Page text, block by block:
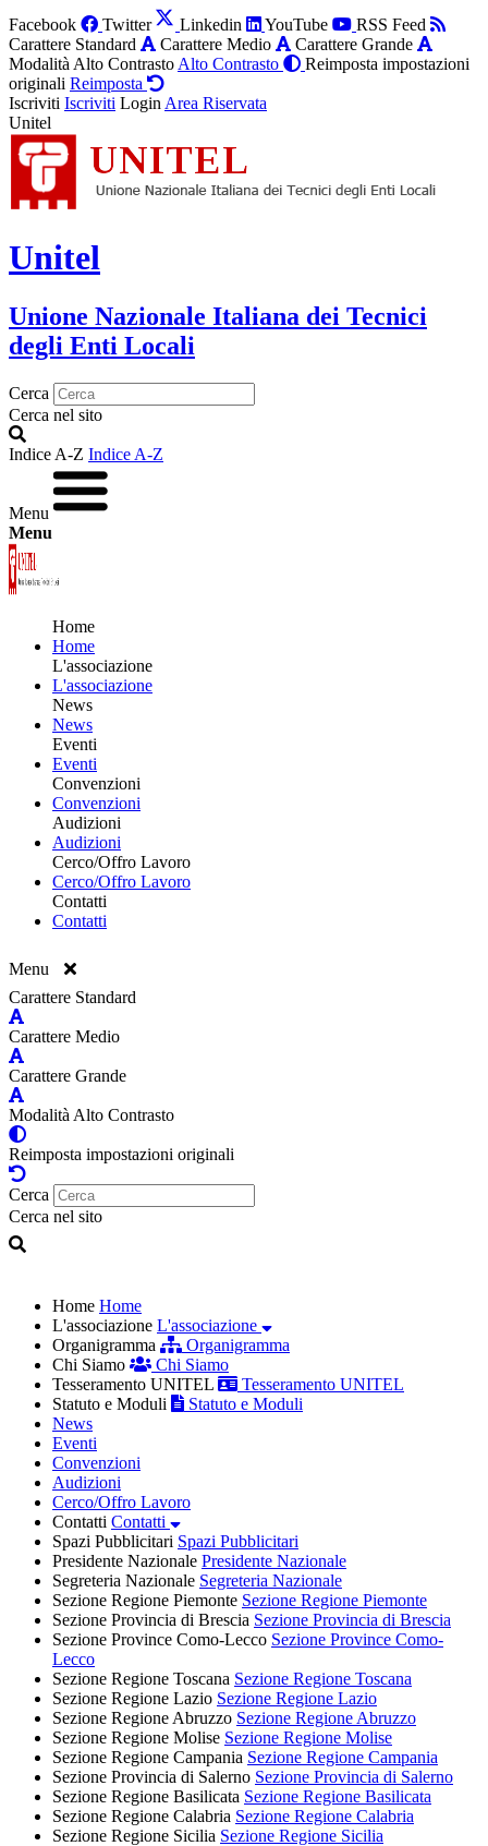
Facebook Twitter Linkedin YouTube
RSS Feed
Carattere Standard
Carattere Medio
Carattere Grande
Modalità Alto Contrasto Alto Contrasto
Reimposta impostazioni
originali Reimposta
Iscriviti Iscriviti Login Area Riservata
Unitel
Unitel
Unione Nazionale Italiana dei Tecnici
degli Enti Locali
Cerca
Cerca nel sito
Indice A-Z Indice A-Z
Menu
Menu
Home
Home
L'associazione
L'associazione
News
News
Eventi
Eventi
Convenzioni
Convenzioni
Audizioni
Audizioni
Cerco/Offro Lavoro
Cerco/Offro Lavoro
Contatti
Contatti
Menu
Carattere Standard
Carattere Medio
Carattere Grande
Modalità Alto Contrasto
Reimposta impostazioni originali
Cerca
Cerca nel sito
Home Home
L'associazione L'associazione
Organigramma
Organigramma
Chi Siamo
Chi Siamo
Tesseramento UNITEL
Tesseramento UNITEL
Statuto e Moduli
Statuto e Moduli
News
Eventi
Convenzioni
Audizioni
Cerco/Offro Lavoro
Contatti Contatti
Spazi Pubblicitari Spazi Pubblicitari
Presidente Nazionale Presidente Nazionale
Segreteria Nazionale Segreteria Nazionale
Sezione Regione Piemonte Sezione Regione Piemonte
Sezione Provincia di Brescia Sezione Provincia di Brescia
Sezione Province Como-Lecco Sezione Province Como-
Lecco
Sezione Regione Toscana Sezione Regione Toscana
Sezione Regione Lazio Sezione Regione Lazio
Sezione Regione Abruzzo Sezione Regione Abruzzo
Sezione Regione Molise Sezione Regione Molise
Sezione Regione Campania Sezione Regione Campania
Sezione Provincia di Salerno Sezione Provincia di Salerno
Sezione Regione Basilicata Sezione Regione Basilicata
Sezione Regione Calabria Sezione Regione Calabria
Sezione Regione Sicilia Sezione Regione Sicilia